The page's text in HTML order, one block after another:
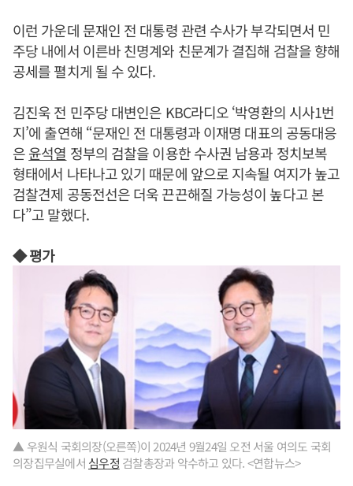
이런 가운데 문재인 전 대통령 관련 수사가 부각되면서 민
주당 내에서 이른바 친명계와 친문계가 결집해 검찰을 향해
공세를 펼치게 될 수 있다.
김진욱 전 민주당 대변인은 KBC라디오 ‘박영환의 시사1번
지’에 출연해 “문재인 전 대통령과 이재명 대표의 공동대응
은윤석열 정부의 검찰을 이용한 수사권 남용과 정치보복
형태에서 나타나고 있기 때문에 앞으로 지속될 여지가 높고
검찰견제 공동전선은 더욱 끈끈해질 가능성이 높다고 본
다”고 말했다.
◆ 평가
▲ 우원식 국회의장(오른쪽)이 2024년 9월24일 오전 서울 여의도 국회
의장집무실에서 심우정 검찰총장과 악수하고 있다. <연합뉴스>